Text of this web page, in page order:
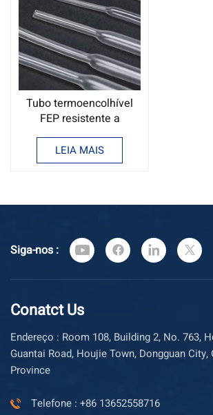
Tubo termoencolhível
FEP resistente a
temperaturas de 200 °C
LEIA MAIS
Siga-nos :
Conatct Us
Endereço : Room 108, Building 2, No. 763, Houjie Section,
Guantai Road, Houjie Town, Dongguan City,
Province
Telefone : +86 13652558716